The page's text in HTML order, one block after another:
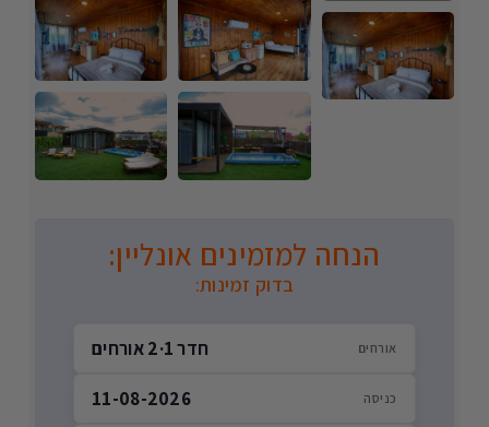
הנחה למזמינים אונליין:
בדוק זמינות:
אורחים חדר 1 ·2 אורחים
כניסה 11-08-2026